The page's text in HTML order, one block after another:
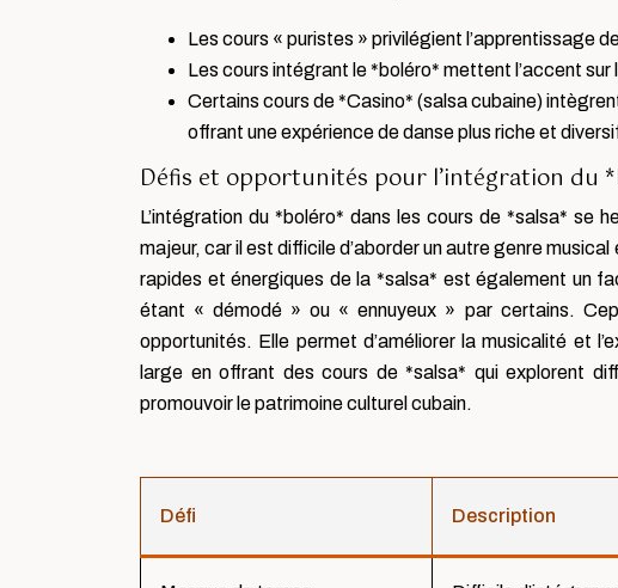
Les cours « puristes » privilégient l’apprentissage
Les cours intégrant le *boléro* mettent l’accent sur
Certains cours de *Casino* (salsa cubaine)
offrant une expérience de danse plus riche et
Défis et opportunités pour l’intégration du
L’intégration du *boléro* dans les cours de *salsa* se
majeur, car il est difficile d’aborder un autre genre
rapides et énergiques de la *salsa* est également un
étant « démodé » ou « ennuyeux » par certains.
opportunités. Elle permet d’améliorer la musicalité et
large en offrant des cours de *salsa* qui explorent
promouvoir le patrimoine culturel cubain.
Défi Description